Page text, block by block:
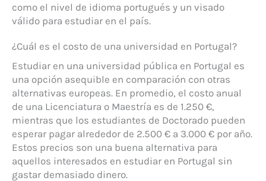
como el nivel de idioma portugués y un visado
válido para estudiar en el país.
¿Cuál es el costo de una universidad en Portugal?
Estudiar en una universidad pública en Portugal es
una opción asequible en comparación con otras
alternativas europeas. En promedio, el costo anual
de una Licenciatura o Maestría es de 1.250 €,
mientras que los estudiantes de Doctorado pueden
esperar pagar alrededor de 2.500 € a 3.000 € por año.
Estos precios son una buena alternativa para
aquellos interesados en estudiar en Portugal sin
gastar demasiado dinero.